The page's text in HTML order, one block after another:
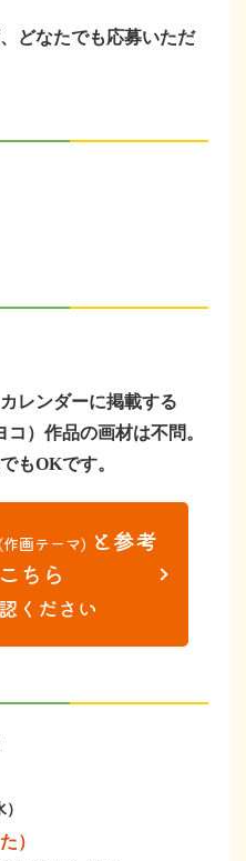
どなたでも応募いただ
レンダーに掲載する
）作品の画材は不問。
もOKです。
画テーマ) と参考
ちら
ください
）